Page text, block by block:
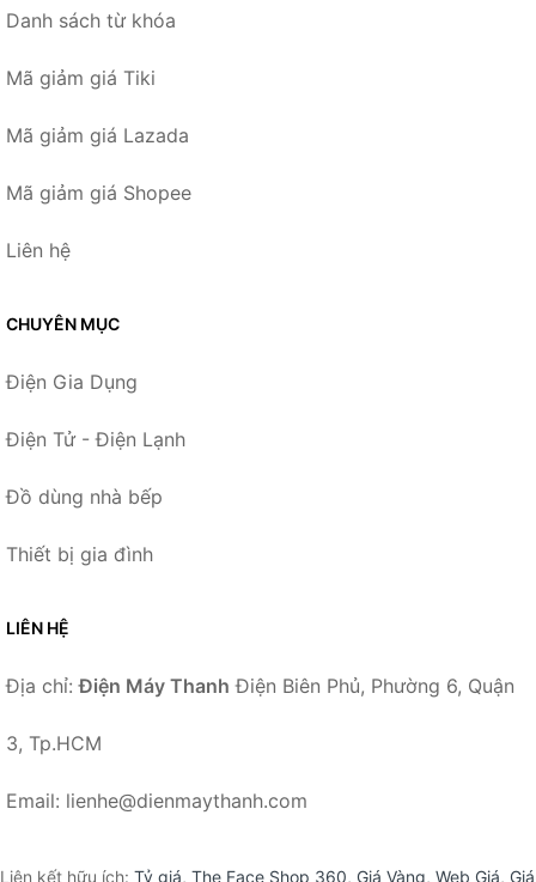
Danh sách từ khóa
Mã giảm giá Tiki
Mã giảm giá Lazada
Mã giảm giá Shopee
Liên hệ
CHUYÊN MỤC
Điện Gia Dụng
Điện Tử - Điện Lạnh
Đồ dùng nhà bếp
Thiết bị gia đình
LIÊN HỆ
Địa chỉ:Điện Máy Thanh Điện Biên Phủ, Phường 6, Quận
3, Tp.HCM
Email: lienhe@dienmaythanh.com
Liên kết hữu ích: Tỷ giá, The Face Shop 360, Giá Vàng, Web Giá, Giá